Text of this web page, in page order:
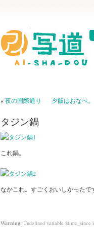
«夜の国際通り 夕飯はおなべ。
タジン鍋
これ鍋。
なかこれ。すごくおいしかったで
Warning: Undefined variable $time_since